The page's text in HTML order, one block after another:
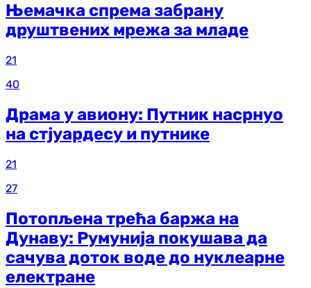
Њемачка спрема забрану
друштвених мрежа за младе
21
40
Драма у авиону: Путник насрнуо
на стјуардесу и путнике
21
27
Потопљена трећа баржа на
Дунаву: Румунија покушава да
сачува доток воде до нуклеарне
електране